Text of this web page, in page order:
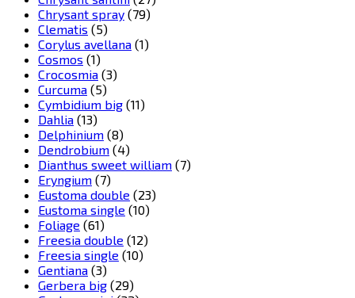
Chrysant spray (79)
Clematis (5)
Corylus avellana (1)
Cosmos (1)
Crocosmia (3)
Curcuma (5)
Cymbidium big (11)
Dahlia (13)
Delphinium (8)
Dendrobium (4)
Dianthus sweet william (7)
Eryngium (7)
Eustoma double (23)
Eustoma single (10)
Foliage (61)
Freesia double (12)
Freesia single (10)
Gentiana (3)
Gerbera big (29)